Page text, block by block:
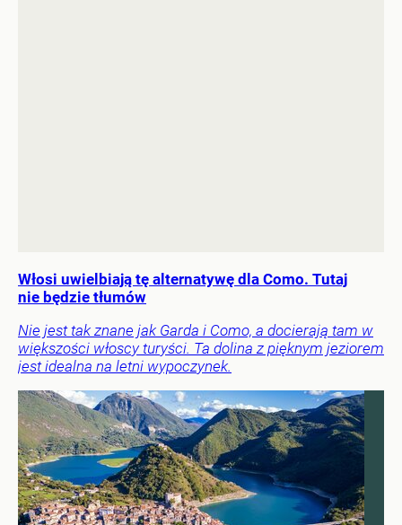
Włosi uwielbiają tę alternatywę dla Como. Tutaj
nie będzie tłumów
Nie jest tak znane jak Garda i Como, a docierają tam w
większości włoscy turyści. Ta dolina z pięknym jeziorem
jest idealna na letni wypoczynek.